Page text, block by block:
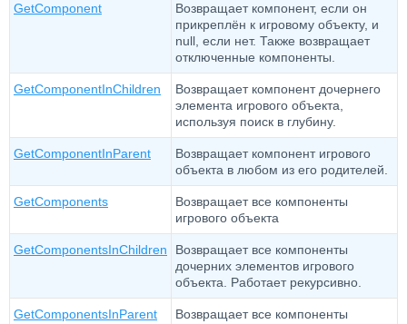
GetComponent
Возвращает компонент, если он
прикреплён к игровому объекту, и
null, если нет. Также возвращает
отключенные компоненты.
GetComponentInChildren
Возвращает компонент дочернего
элемента игрового объекта,
используя поиск в глубину.
GetComponentInParent
Возвращает компонент игрового
объекта в любом из его родителей.
GetComponents
Возвращает все компоненты
игрового объекта
GetComponentsInChildren
Возвращает все компоненты
дочерних элементов игрового
объекта. Работает рекурсивно.
GetComponentsInParent
Возвращает все компоненты